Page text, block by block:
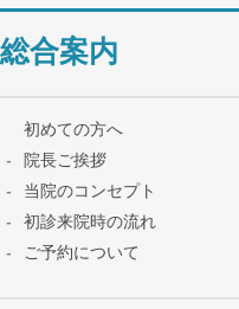
総合案内
初めての方へ
院長ご挨拶
当院のコンセプト
初診来院時の流れ
ご予約について